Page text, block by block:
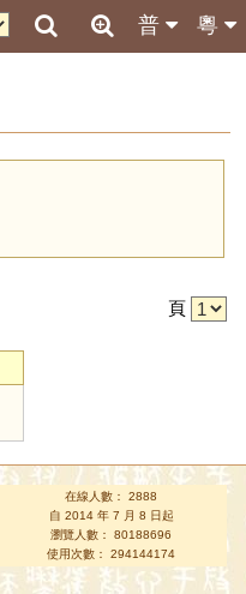
粵
普
頁
在線人數： 2888
自 2014 年 7 月 8 日起
瀏覽人數： 80188696
使用次數： 294144174